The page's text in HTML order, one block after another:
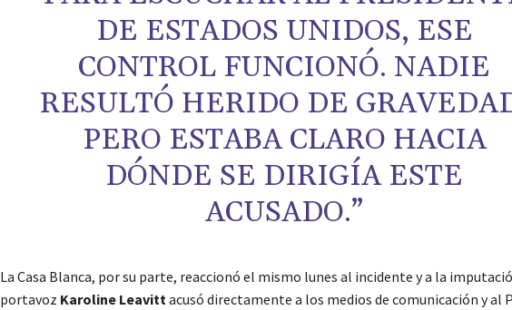
DE ESTADOS UNIDOS, ESE
CONTROL FUNCIONÓ. NADIE
RESULTÓ HERIDO DE
PERO ESTABA CLARO HACIA
DÓNDE SE DIRIGÍA ESTE
ACUSADO.”
La Casa Blanca, por su parte, reaccionó el mismo lunes al incidente y a la
portavoz Karoline Leavittacusó directamente a los medios de comunicación y al